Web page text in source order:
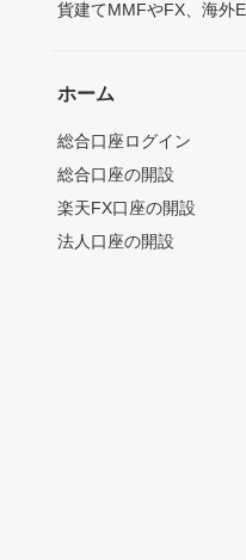
貨建てMMFやFX、海外
ホーム
総合口座ログイン
総合口座の開設
楽天FX口座の開設
法人口座の開設